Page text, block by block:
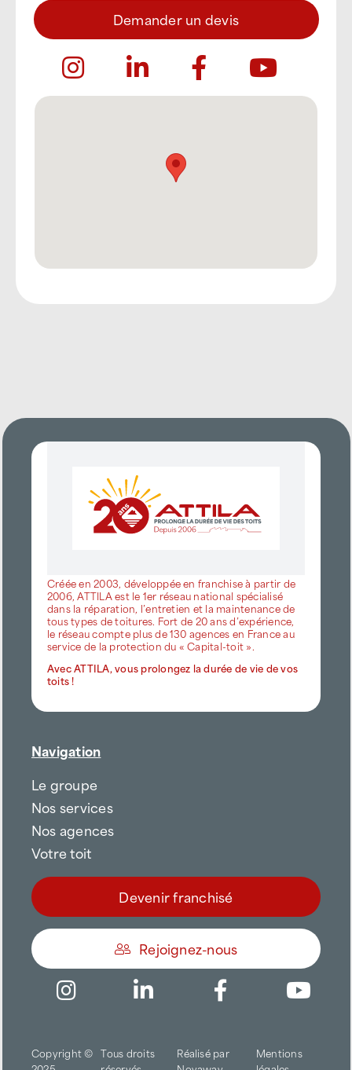
Demander un devis
Créée en 2003, développée en franchise à partir de
2006, ATTILA est le 1er réseau national spécialisé
dans la réparation, l’entretien et la maintenance de
tous types de toitures. Fort de 20 ans d’expérience,
le réseau compte plus de 130 agences en France au
service de la protection du « Capital-toit ».
Avec ATTILA, vous prolongez la durée de vie de vos
toits !
Navigation
Le groupe
Nos services
Nos agences
Votre toit
Devenir franchisé
Rejoignez-nous
Copyright © Tous droits
Réalisé par
Mentions
Trouver une agence